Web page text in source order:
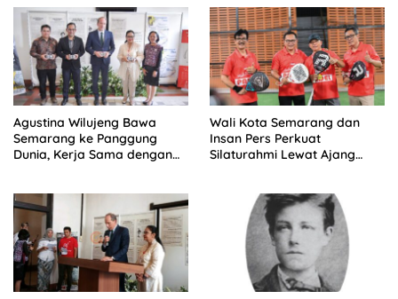
Agustina Wilujeng Bawa
Semarang ke Panggung
Dunia, Kerja Sama dengan
Wali Kota Semarang dan
Insan Pers Perkuat
Silaturahmi Lewat Ajang